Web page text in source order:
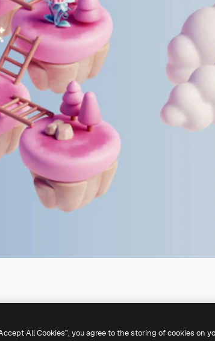
All Cookies”, you agree to the storing of cookies on